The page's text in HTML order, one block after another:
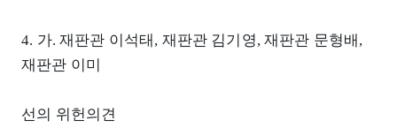
4. 가. 재판관 이석태, 재판관 김기영, 재판관 문형배,
재판관 이미
선의 위헌의견